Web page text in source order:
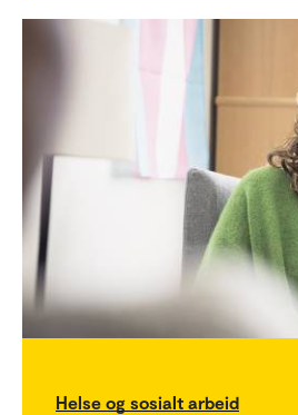
Helse og sosialt arbeid